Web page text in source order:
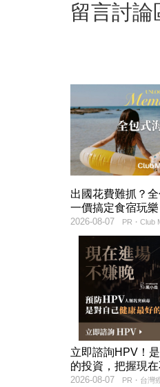
留言討論
出國花費難抓？全
一價搞定食宿玩樂
PR・Club
2026-08-07
立即諮詢HPV！
的投資，把握現在
PR・台灣
2026-08-07